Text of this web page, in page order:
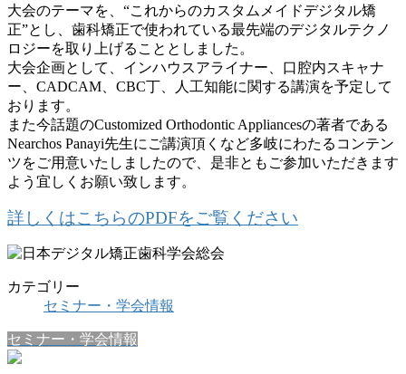
大会のテーマを、“これからのカスタムメイドデジタル矯
正”とし、歯科矯正で使われている最先端のデジタルテクノ
ロジーを取り上げることとしました。
大会企画として、インハウスアライナー、口腔内スキャナ
ー、CADCAM、CBC丁、人工知能に関する講演を予定して
おります。
また今話題のCustomized Orthodontic Appliancesの著者である
Nearchos Panayi先生にご講演頂くなど多岐にわたるコンテン
ツをご用意いたしましたので、是非ともご参加いただきます
よう宜しくお願い致します。
詳しくはこちらのPDFをご覧ください
カテゴリー
セミナー・学会情報
セミナー・学会情報